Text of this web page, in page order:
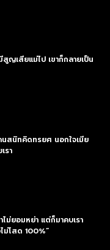
สูญเสียแม่ไป เขาก็กลายเป็น
นสนิทคิดทรยศ นอกใจเมีย
รา
าไม่ยอมหย่า แต่ก็มาคบเรา
ม่โสด 100%”